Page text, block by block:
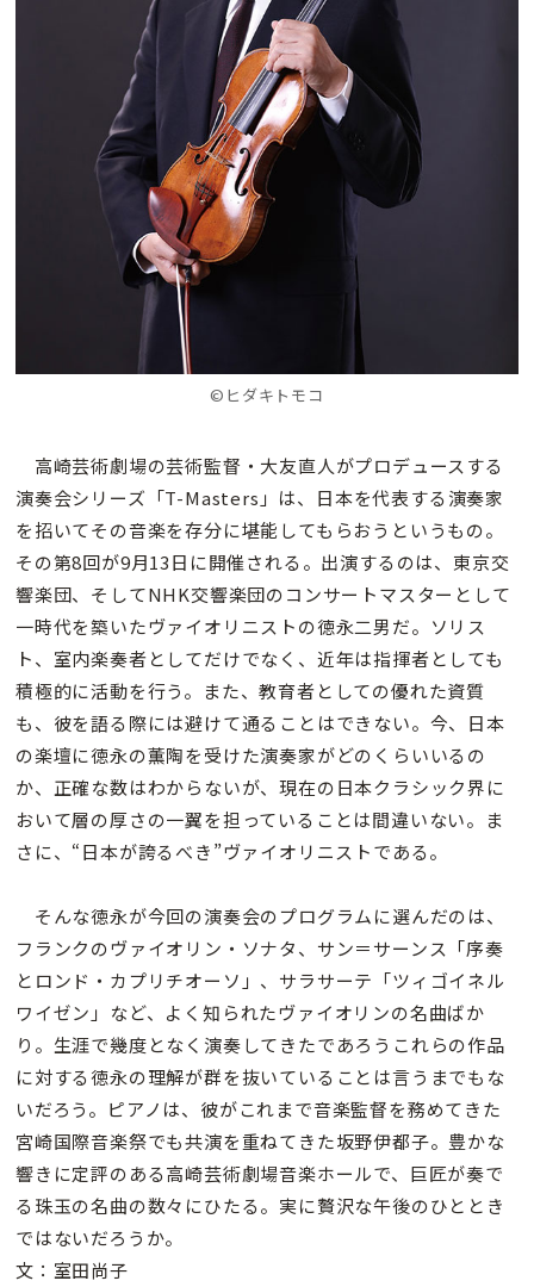
©ヒダキトモコ
高崎芸術劇場の芸術監督・大友直人がプロデュースする
演奏会シリーズ「T-Masters」は、日本を代表する演奏家
を招いてその音楽を存分に堪能してもらおうというもの。
その第8回が9月13日に開催される。出演するのは、東京交
響楽団、そしてNHK交響楽団のコンサートマスターとして
一時代を築いたヴァイオリニストの徳永二男だ。ソリス
ト、室内楽奏者としてだけでなく、近年は指揮者としても
積極的に活動を行う。また、教育者としての優れた資質
も、彼を語る際には避けて通ることはできない。今、日本
の楽壇に徳永の薫陶を受けた演奏家がどのくらいいるの
か、正確な数はわからないが、現在の日本クラシック界に
おいて層の厚さの一翼を担っていることは間違いない。ま
さに、“日本が誇るべき”ヴァイオリニストである。
そんな徳永が今回の演奏会のプログラムに選んだのは、
フランクのヴァイオリン・ソナタ、サン＝サーンス「序奏
とロンド・カプリチオーソ」、サラサーテ「ツィゴイネル
ワイゼン」など、よく知られたヴァイオリンの名曲ばか
り。生涯で幾度となく演奏してきたであろうこれらの作品
に対する徳永の理解が群を抜いていることは言うまでもな
いだろう。ピアノは、彼がこれまで音楽監督を務めてきた
宮崎国際音楽祭でも共演を重ねてきた坂野伊都子。豊かな
響きに定評のある高崎芸術劇場音楽ホールで、巨匠が奏で
る珠玉の名曲の数々にひたる。実に贅沢な午後のひととき
ではないだろうか。
文：室田尚子